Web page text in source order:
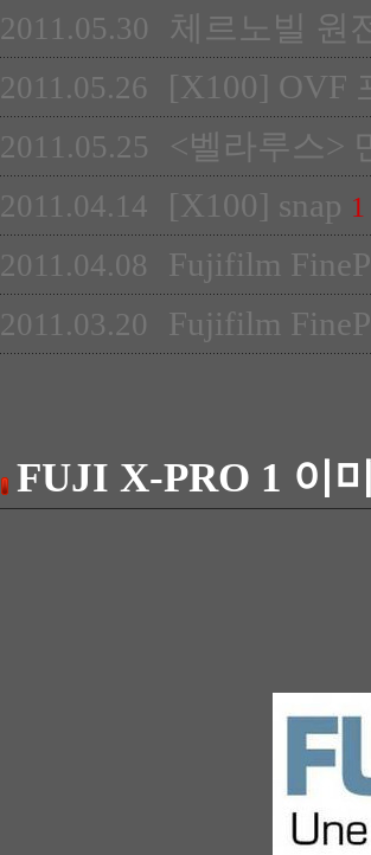
2011.05.30 체르노빌 원
2011.05.26 [X100] OVF
2011.05.25 <벨라루스>
2011.04.14 [X100] snap 1
2011.04.08 Fujifilm
2011.03.20 Fujifilm
FUJI X-PRO 1 이